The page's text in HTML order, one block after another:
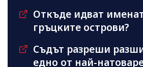
Откъде идват
гръцките острови?
Съдът разреши
едно от най-